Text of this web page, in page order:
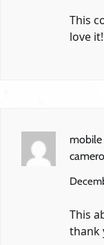
This
love it!
mobile
This
thank